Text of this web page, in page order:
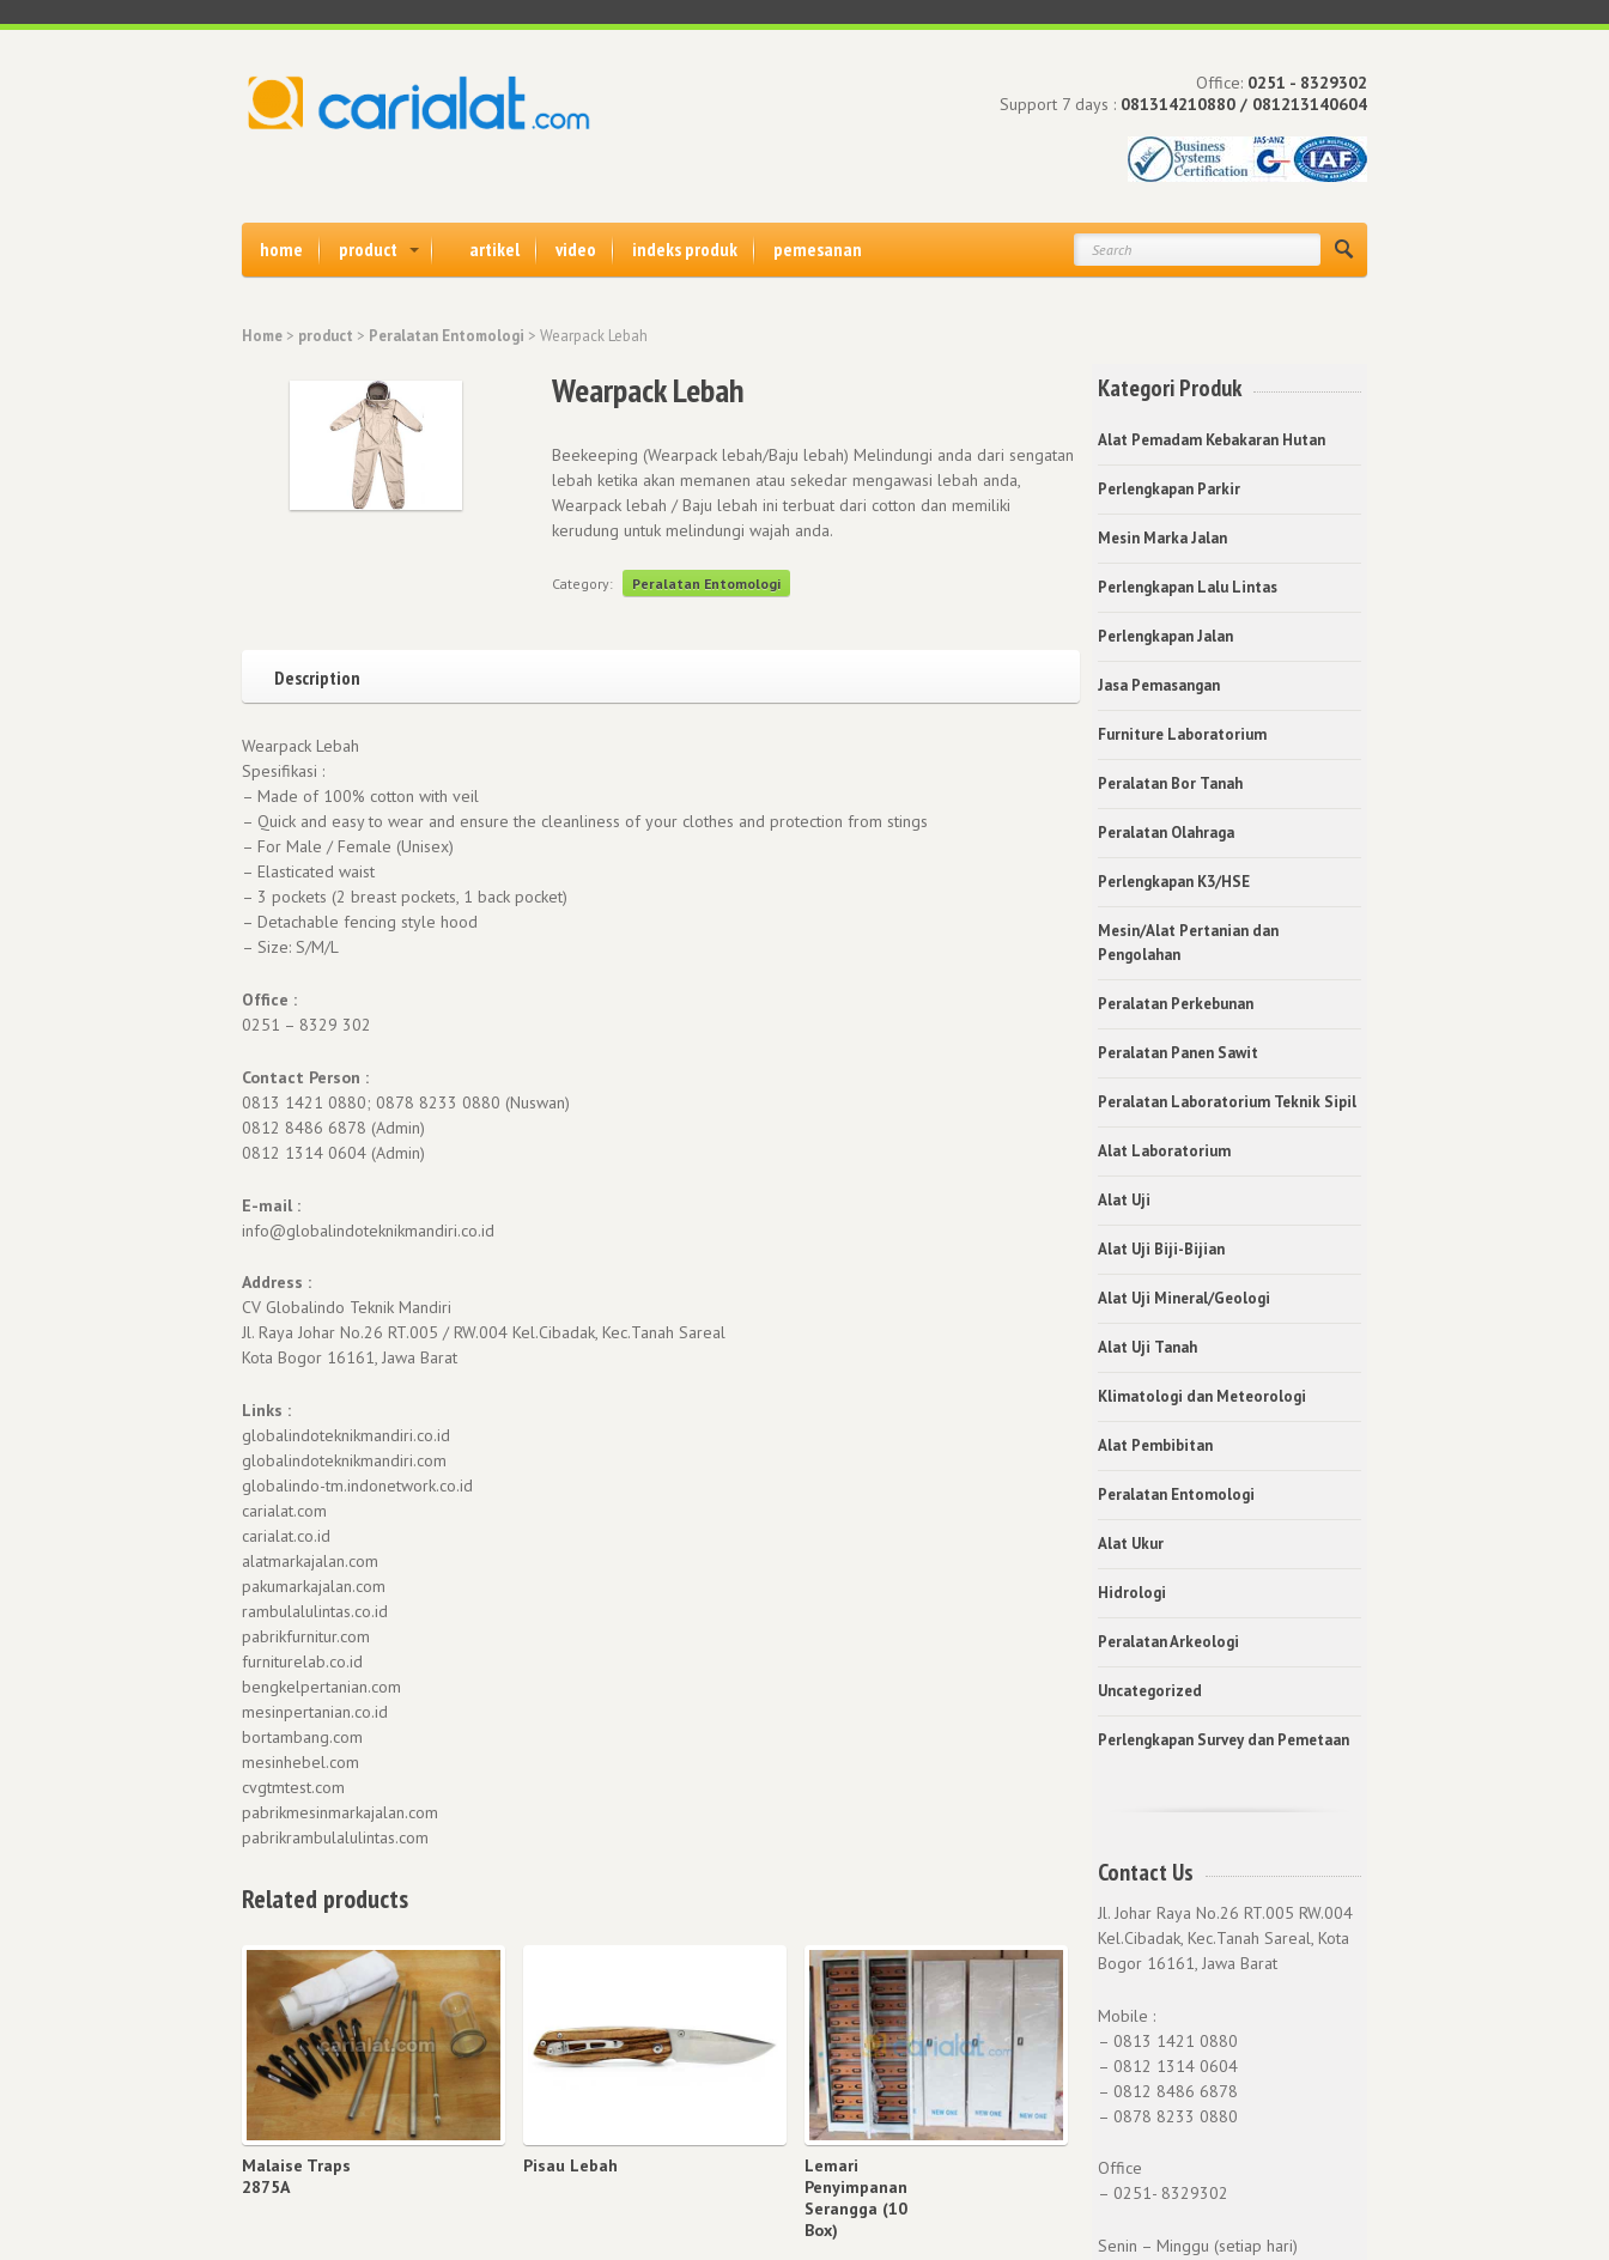
Office: 0251 - 8329302
Support 7 days : 081314210880 / 081213140604
home product artikel video indeks produk pemesanan
Home > product > Peralatan Entomologi > Wearpack Lebah
Wearpack Lebah
Beekeeping (Wearpack lebah/Baju lebah) Melindungi anda dari sengatan
lebah ketika akan memanen atau sekedar mengawasi lebah anda,
Wearpack lebah / Baju lebah ini terbuat dari cotton dan memiliki
kerudung untuk melindungi wajah anda.
Category: Peralatan Entomologi
Description
Wearpack Lebah
Spesifikasi :
– Made of 100% cotton with veil
– Quick and easy to wear and ensure the cleanliness of your clothes and protection from stings
– For Male / Female (Unisex)
– Elasticated waist
– 3 pockets (2 breast pockets, 1 back pocket)
– Detachable fencing style hood
– Size: S/M/L
Office :
0251 – 8329 302
Contact Person :
0813 1421 0880; 0878 8233 0880 (Nuswan)
0812 8486 6878 (Admin)
0812 1314 0604 (Admin)
E-mail :
info@globalindoteknikmandiri.co.id
Address :
CV Globalindo Teknik Mandiri
Jl. Raya Johar No.26 RT.005 / RW.004 Kel.Cibadak, Kec.Tanah Sareal
Kota Bogor 16161, Jawa Barat
Links :
globalindoteknikmandiri.co.id
globalindoteknikmandiri.com
globalindo-tm.indonetwork.co.id
carialat.com
carialat.co.id
alatmarkajalan.com
pakumarkajalan.com
rambulalulintas.co.id
pabrikfurnitur.com
furniturelab.co.id
bengkelpertanian.com
mesinpertanian.co.id
bortambang.com
mesinhebel.com
cvgtmtest.com
pabrikmesinmarkajalan.com
pabrikrambulalulintas.com
Related products
Malaise Traps
2875A
Pisau Lebah
Lemari
Penyimpanan
Serangga (10
Box)
Kategori Produk
Alat Pemadam Kebakaran Hutan
Perlengkapan Parkir
Mesin Marka Jalan
Perlengkapan Lalu Lintas
Perlengkapan Jalan
Jasa Pemasangan
Furniture Laboratorium
Peralatan Bor Tanah
Peralatan Olahraga
Perlengkapan K3/HSE
Mesin/Alat Pertanian dan
Pengolahan
Peralatan Perkebunan
Peralatan Panen Sawit
Peralatan Laboratorium Teknik Sipil
Alat Laboratorium
Alat Uji
Alat Uji Biji-Bijian
Alat Uji Mineral/Geologi
Alat Uji Tanah
Klimatologi dan Meteorologi
Alat Pembibitan
Peralatan Entomologi
Alat Ukur
Hidrologi
Peralatan Arkeologi
Uncategorized
Perlengkapan Survey dan Pemetaan
Contact Us
Jl. Johar Raya No.26 RT.005 RW.004
Kel.Cibadak, Kec.Tanah Sareal, Kota
Bogor 16161, Jawa Barat
Mobile :
– 0813 1421 0880
– 0812 1314 0604
– 0812 8486 6878
– 0878 8233 0880
Office
– 0251- 8329302
Senin – Minggu (setiap hari)